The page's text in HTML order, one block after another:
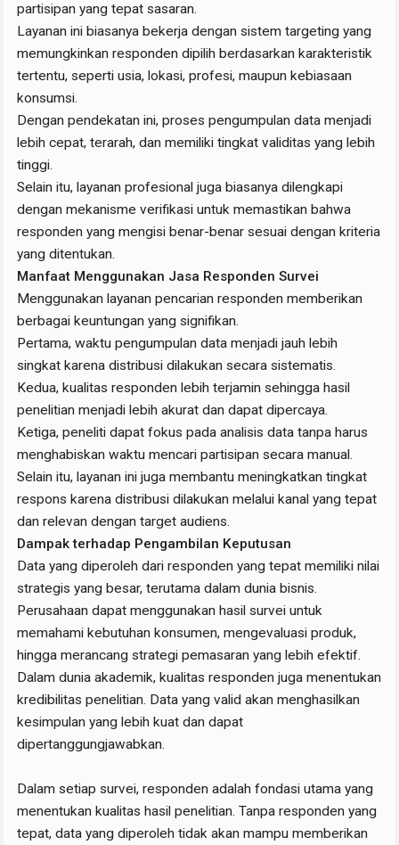
partisipan yang tepat sasaran.
Layanan ini biasanya bekerja dengan sistem targeting yang
memungkinkan responden dipilih berdasarkan karakteristik
tertentu, seperti usia, lokasi, profesi, maupun kebiasaan
konsumsi.
Dengan pendekatan ini, proses pengumpulan data menjadi
lebih cepat, terarah, dan memiliki tingkat validitas yang lebih
tinggi.
Selain itu, layanan profesional juga biasanya dilengkapi
dengan mekanisme verifikasi untuk memastikan bahwa
responden yang mengisi benar-benar sesuai dengan kriteria
yang ditentukan.
Manfaat Menggunakan Jasa Responden Survei
Menggunakan layanan pencarian responden memberikan
berbagai keuntungan yang signifikan.
Pertama, waktu pengumpulan data menjadi jauh lebih
singkat karena distribusi dilakukan secara sistematis.
Kedua, kualitas responden lebih terjamin sehingga hasil
penelitian menjadi lebih akurat dan dapat dipercaya.
Ketiga, peneliti dapat fokus pada analisis data tanpa harus
menghabiskan waktu mencari partisipan secara manual.
Selain itu, layanan ini juga membantu meningkatkan tingkat
respons karena distribusi dilakukan melalui kanal yang tepat
dan relevan dengan target audiens.
Dampak terhadap Pengambilan Keputusan
Data yang diperoleh dari responden yang tepat memiliki nilai
strategis yang besar, terutama dalam dunia bisnis.
Perusahaan dapat menggunakan hasil survei untuk
memahami kebutuhan konsumen, mengevaluasi produk,
hingga merancang strategi pemasaran yang lebih efektif.
Dalam dunia akademik, kualitas responden juga menentukan
kredibilitas penelitian. Data yang valid akan menghasilkan
kesimpulan yang lebih kuat dan dapat
dipertanggungjawabkan.
Dalam setiap survei, responden adalah fondasi utama yang
menentukan kualitas hasil penelitian. Tanpa responden yang
tepat, data yang diperoleh tidak akan mampu memberikan